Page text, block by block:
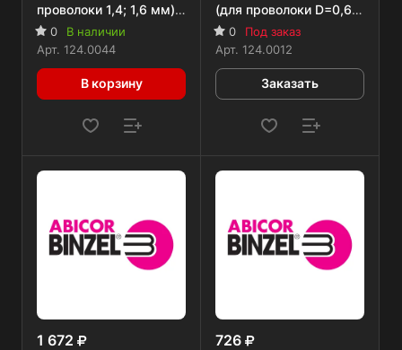
проволоки 1,4; 1,6 мм)
желтая, 5 м
0
В наличии
Арт. 124.0044
В корзину
(для проволоки D=0,6;
0,8 мм) RU
0
Под заказ
Арт. 124.0012
Заказать
1 672 726